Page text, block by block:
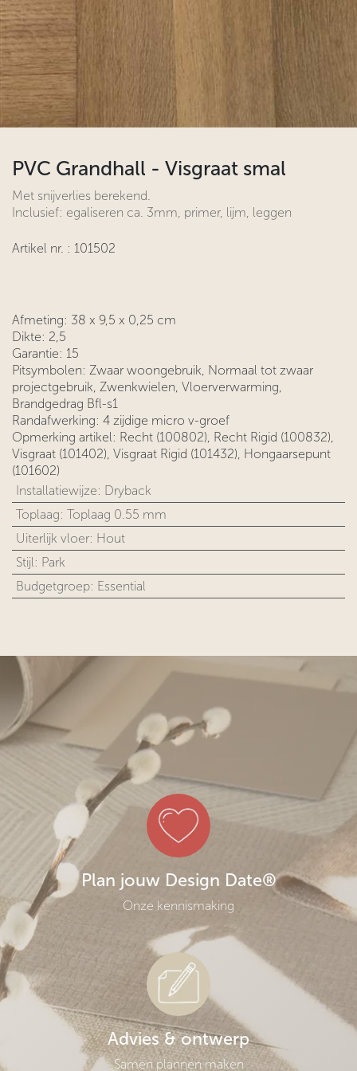
PVC Grandhall - Visgraat smal
Met snijverlies berekend.
Inclusief: egaliseren ca. 3mm, primer, lijm, leggen
Artikel nr. : 101502
Afmeting: 38 x 9,5 x 0,25 cm
Dikte: 2,5
Garantie: 15
Pitsymbolen: Zwaar woongebruik, Normaal tot zwaar
projectgebruik, Zwenkwielen, Vloerverwarming,
Brandgedrag Bfl-s1
Randafwerking: 4 zijdige micro v-groef
Opmerking artikel: Recht (100802), Recht Rigid (100832),
Visgraat (101402), Visgraat Rigid (101432), Hongaarsepunt
(101602)
Installatiewijze: Dryback
Toplaag: Toplaag 0.55 mm
Uiterlijk vloer: Hout
Stijl: Park
Budgetgroep: Essential
Plan jouw Design Date®
Onze kennismaking
Advies & ontwerp
Samen plannen maken